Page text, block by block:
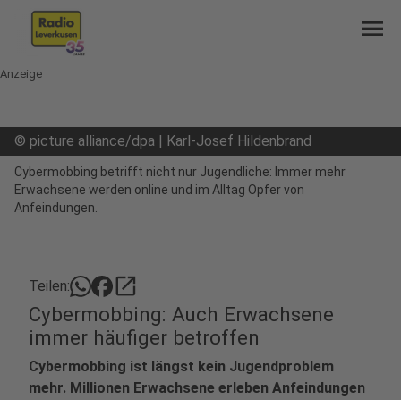
menu
Anzeige
© picture alliance/dpa | Karl-Josef Hildenbrand
Cybermobbing betrifft nicht nur Jugendliche: Immer mehr
Erwachsene werden online und im Alltag Opfer von
Anfeindungen.
Teilen: open_in_new
Cybermobbing: Auch Erwachsene
immer häufiger betroffen
Cybermobbing ist längst kein Jugendproblem
mehr. Millionen Erwachsene erleben Anfeindungen